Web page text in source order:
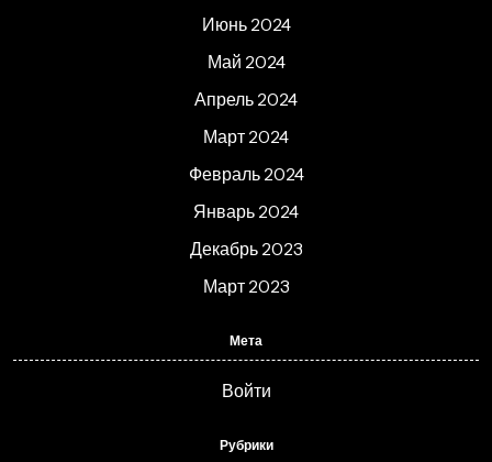
Июнь 2024
Май 2024
Апрель 2024
Март 2024
Февраль 2024
Январь 2024
Декабрь 2023
Март 2023
Мета
Войти
Рубрики